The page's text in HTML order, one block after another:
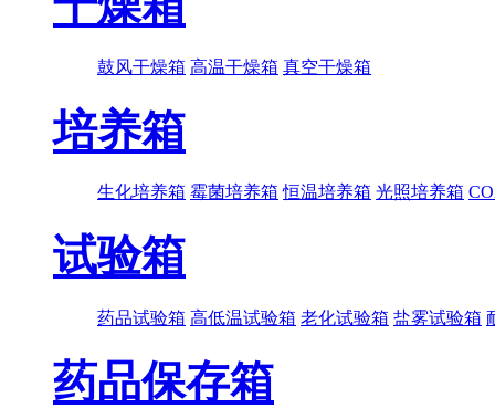
鼓风干燥箱 高温干燥箱 真空干燥箱
培养箱
生化培养箱 霉菌培养箱 恒温培养箱 光照培养箱
试验箱
药品试验箱 高低温试验箱 老化试验箱 盐雾试验箱
药品保存箱